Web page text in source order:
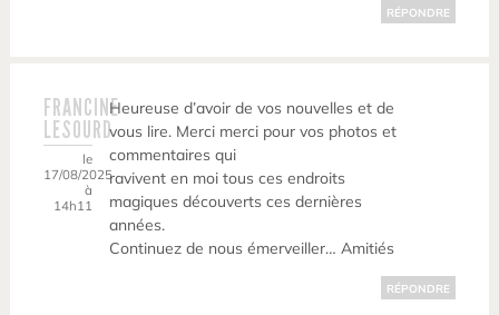
RÉPONDRE
FRANCINE
LESOURD
le
17/08/2025
à
14h11
Heureuse d’avoir de vos nouvelles et de
vous lire. Merci merci pour vos photos et
commentaires qui
ravivent en moi tous ces endroits
magiques découverts ces dernières
années.
Continuez de nous émerveiller… Amitiés
RÉPONDRE